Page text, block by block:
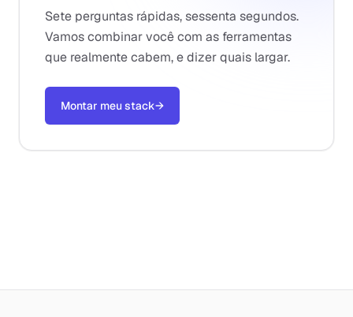
Sete perguntas rápidas, sessenta segundos.
Vamos combinar você com as ferramentas
que realmente cabem, e dizer quais largar.
Montar meu stack→